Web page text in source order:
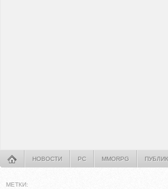
НОВОСТИ PC MMORPG
МЕТКИ: